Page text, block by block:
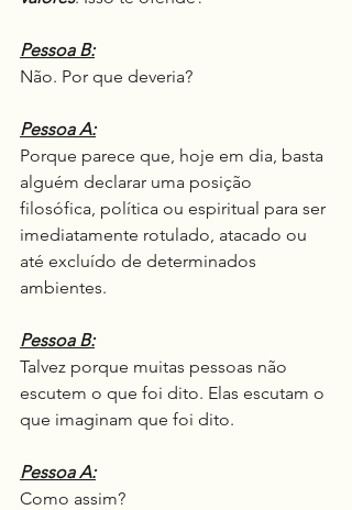
Pessoa B:
Não. Por que deveria?
Pessoa A:
Porque parece que, hoje em dia, basta
alguém declarar uma posição
filosófica, política ou espiritual para ser
imediatamente rotulado, atacado ou
até excluído de determinados
ambientes.
Pessoa B:
Talvez porque muitas pessoas não
escutem o que foi dito. Elas escutam o
que imaginam que foi dito.
Pessoa A:
Como assim?